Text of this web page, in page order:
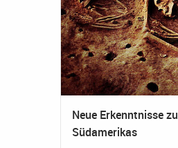
Neue Erkenntnisse
Südamerikas